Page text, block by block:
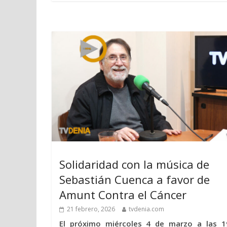
Solidaridad con la música de
Sebastián Cuenca a favor de
Amunt Contra el Cáncer
21 febrero, 2026 tvdenia.com
El próximo miércoles 4 de marzo a las